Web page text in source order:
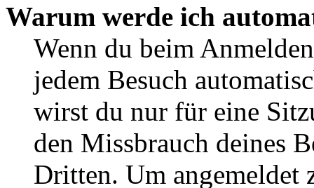
Warum werde ich
Wenn du beim
jedem Besuch
wirst du nur für eine
den Missbrauch deines
Dritten. Um angemeldet